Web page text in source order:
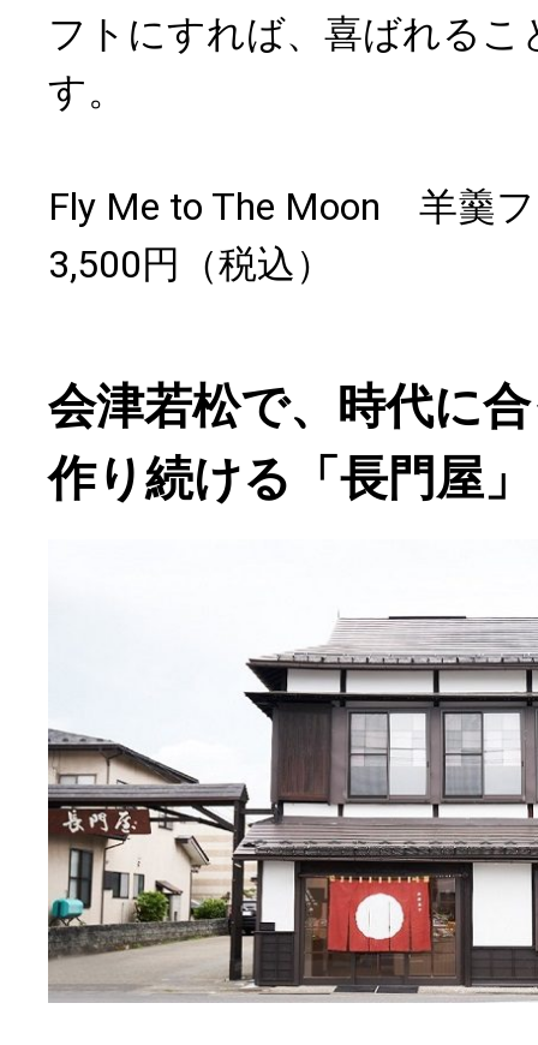
フトにすれば、喜ばれるこ
す。
Fly Me to The Moon 羊羹
3,500円（税込）
会津若松で、時代に
作り続ける「長門屋」